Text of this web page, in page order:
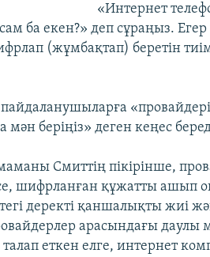
«Интернет
ба екен?» деп сұраңыз. Егер
(жұмбақтап) беретін
мән беріңіз» деген кеңес
Смиттің пікірінше,
шифрланған құжатты ашып
деректі қаншалықты жиі
арасындағы
еткен елге, интернет